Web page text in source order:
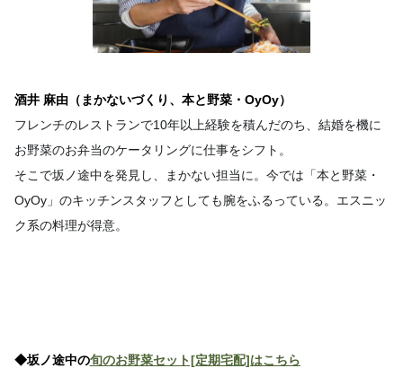
酒井 麻由（まかないづくり、本と野菜・OyOy）
フレンチのレストランで10年以上経験を積んだのち、結婚を機に
お野菜のお弁当のケータリングに仕事をシフト。
そこで坂ノ途中を発見し、まかない担当に。今では「本と野菜・
OyOy」のキッチンスタッフとしても腕をふるっている。エスニッ
ク系の料理が得意。
◆坂ノ途中の旬のお野菜セット[定期宅配]はこちら